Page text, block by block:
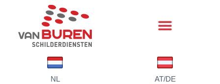
NL AT/DE